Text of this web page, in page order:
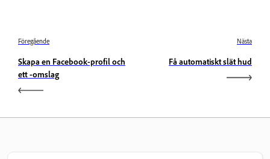
Föregående
Skapa en Facebook-profil och
ett -omslag
Nästa
Få automatiskt slät hud